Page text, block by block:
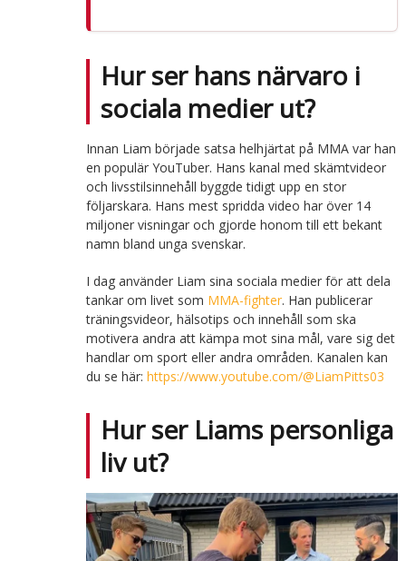
Hur ser hans närvaro i
sociala medier ut?
Innan Liam började satsa helhjärtat på MMA var han
en populär YouTuber. Hans kanal med skämtvideor
och livsstilsinnehåll byggde tidigt upp en stor
följarskara. Hans mest spridda video har över 14
miljoner visningar och gjorde honom till ett bekant
namn bland unga svenskar.
I dag använder Liam sina sociala medier för att dela
tankar om livet som MMA-fighter. Han publicerar
träningsvideor, hälsotips och innehåll som ska
motivera andra att kämpa mot sina mål, vare sig det
handlar om sport eller andra områden. Kanalen kan
du se här: https://www.youtube.com/@LiamPitts03
Hur ser Liams personliga
liv ut?